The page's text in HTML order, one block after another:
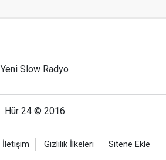
Yeni Slow Radyo
Hür 24 © 2016
İletişim Gizlilik İlkeleri Sitene Ekle